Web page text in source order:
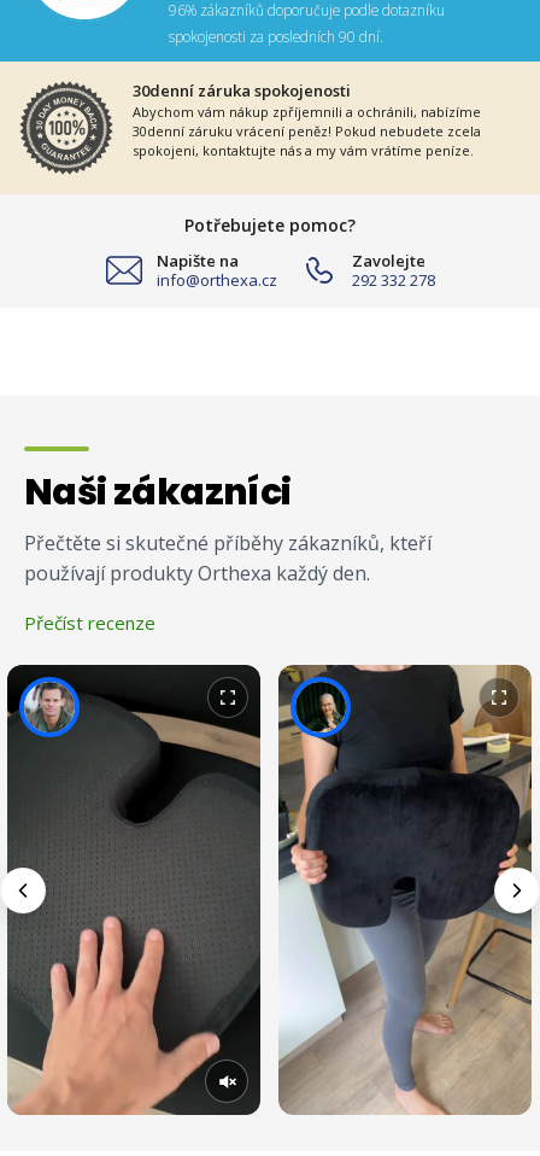
96% zákazníků doporučuje podle dotazníku
spokojenosti za posledních 90 dní.
30denní záruka spokojenosti
Abychom vám nákup zpříjemnili a ochránili, nabízíme
30denní záruku vrácení peněz! Pokud nebudete zcela
spokojeni, kontaktujte nás a my vám vrátíme peníze.
Potřebujete pomoc?
Napište na
info@orthexa.cz
Zavolejte
292 332 278
Naši zákazníci
Přečtěte si skutečné příběhy zákazníků, kteří
používají produkty Orthexa každý den.
Přečíst recenze